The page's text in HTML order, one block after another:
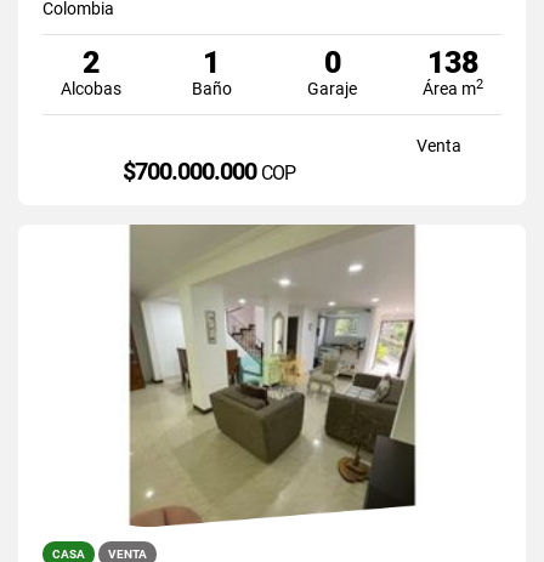
Colombia
2
Alcobas
1
Baño
0
Garaje
138
Área m2
Venta
$700.000.000 COP
CASA VENTA